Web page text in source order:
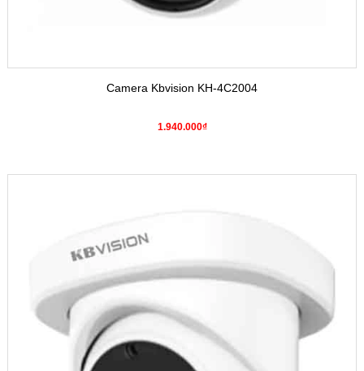
Camera Kbvision KH-4C2004
1.940.000₫